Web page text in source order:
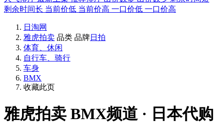
剩余时间长 当前价低 当前价高 一口价低 一口价高
日淘网
雅虎拍卖 品类 品牌日拍
体育、休闲
自行车、骑行
车身
BMX
收藏此页
雅虎拍卖 BMX频道 · 日本代购